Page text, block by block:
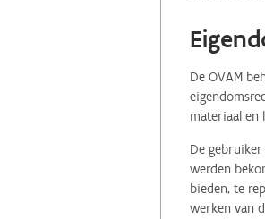
De OVAM
materiaal en
De
werden
bieden, te
werken van